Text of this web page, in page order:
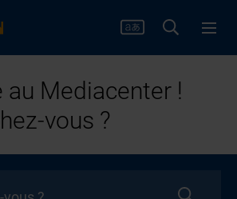
au Mediacenter !
vous ?